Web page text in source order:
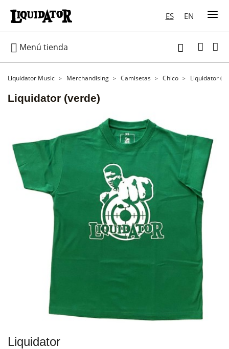
ES EN
 Menú tienda 
Liquidator Music Merchandising Camisetas Chico Liquidator
Liquidator (verde)
Liquidator